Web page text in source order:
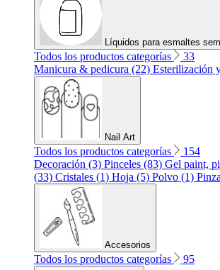
Líquidos para esmaltes
Todos los productos categorías
33
Manicura & pedicura (22) Esterilización
Nail Art
Todos los productos categorías
154
Decoración (3) Pinceles (83) Gel paint,
(33) Cristales (1) Hoja (5) Polvo (1)
Accesorios
Todos los productos categorías 95